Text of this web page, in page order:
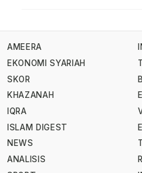
AMEERA
EKONOMI SYARIAH
SKOR
KHAZANAH
IQRA
ISLAM DIGEST
NEWS
ANALISIS